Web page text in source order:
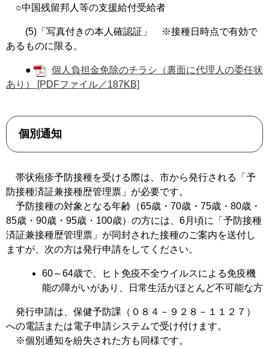
○中国残留邦人等の支援給付受給者
(5)「写真付きの本人確認証」 ※接種日時点で有効で
あるものに限る。
●
個人負担金免除のチラシ（裏面に代理人の委任状
あり） [PDFファイル／187KB]
個別通知
帯状疱疹予防接種を受ける際は、市から発行される「予
防接種済証兼接種歴管理票」が必要です。
予防接種の対象となる年齢（65歳・70歳・75歳・80歳・
85歳・90歳・95歳・100歳）の方には、6月頃に「予防接種
済証兼接種歴管理票」が同封された接種のご案内を送付し
ますが、次の方は発行申請をしてください。
60～64歳で、ヒト免疫不全ウイルスによる免疫機
能の障がいがあり、日常生活がほとんど不可能な方
発行申請は、保健予防課（０８４－９２８－１１２７）
への電話または電子申請システムで受け付けます。
※個別通知を紛失された方も同様です。